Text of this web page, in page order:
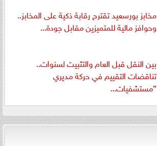
مخابز بورسعيد تقترح رقابة ذكية على المخابز..
وحوافز مالية للمتميزين مقابل جودة...
بين النقل قبل العام والتثبيت لسنوات..
تناقضات التقييم في حركة مديري
”مستشفيات...